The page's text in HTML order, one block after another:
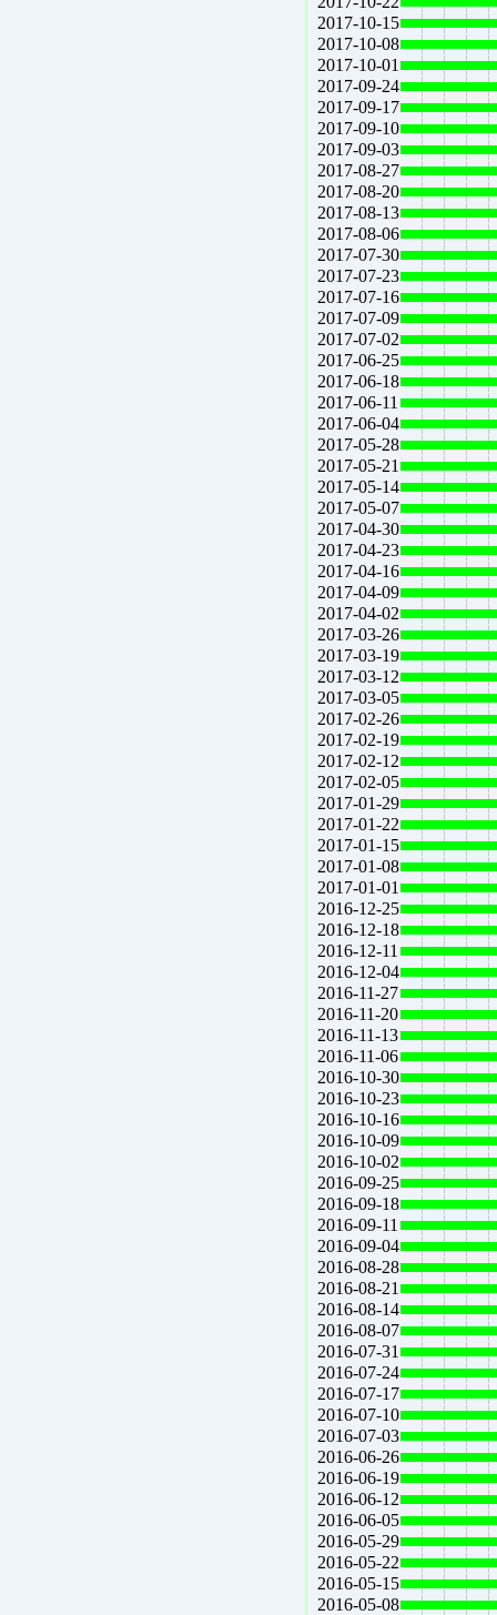
2017-10-15
2017-10-08
2017-10-01
2017-09-24
2017-09-17
2017-09-10
2017-09-03
2017-08-27
2017-08-20
2017-08-13
2017-08-06
2017-07-30
2017-07-23
2017-07-16
2017-07-09
2017-07-02
2017-06-25
2017-06-18
2017-06-11
2017-06-04
2017-05-28
2017-05-21
2017-05-14
2017-05-07
2017-04-30
2017-04-23
2017-04-16
2017-04-09
2017-04-02
2017-03-26
2017-03-19
2017-03-12
2017-03-05
2017-02-26
2017-02-19
2017-02-12
2017-02-05
2017-01-29
2017-01-22
2017-01-15
2017-01-08
2017-01-01
2016-12-25
2016-12-18
2016-12-11
2016-12-04
2016-11-27
2016-11-20
2016-11-13
2016-11-06
2016-10-30
2016-10-23
2016-10-16
2016-10-09
2016-10-02
2016-09-25
2016-09-18
2016-09-11
2016-09-04
2016-08-28
2016-08-21
2016-08-14
2016-08-07
2016-07-31
2016-07-24
2016-07-17
2016-07-10
2016-07-03
2016-06-26
2016-06-19
2016-06-12
2016-06-05
2016-05-29
2016-05-22
2016-05-15
2016-05-08